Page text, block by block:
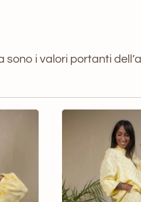
i valori portanti